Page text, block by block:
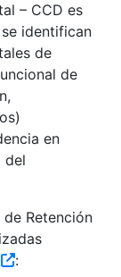
– CCD es
identifican
de
de
en
del
Retención
: